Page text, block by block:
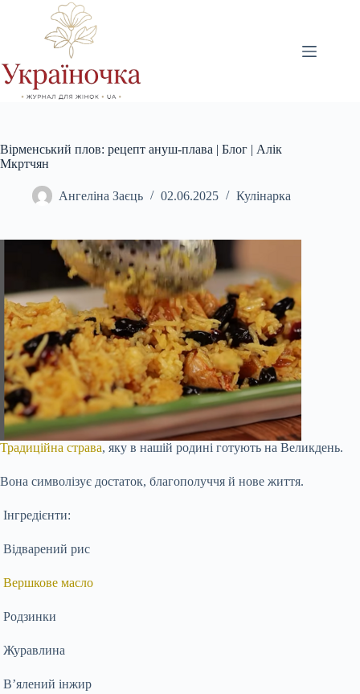
Вірменський плов: рецепт ануш-плава | Блог | Алік
Мкртчян
Ангеліна Заєць 02.06.2025 Кулінарка
Традиційна страва, яку в нашій родині готують на Великдень.
Вона символізує достаток, благополуччя й нове життя.
Інгредієнти:
Відварений рис
Вершкове масло
Родзинки
Журавлина
В’ялений інжир